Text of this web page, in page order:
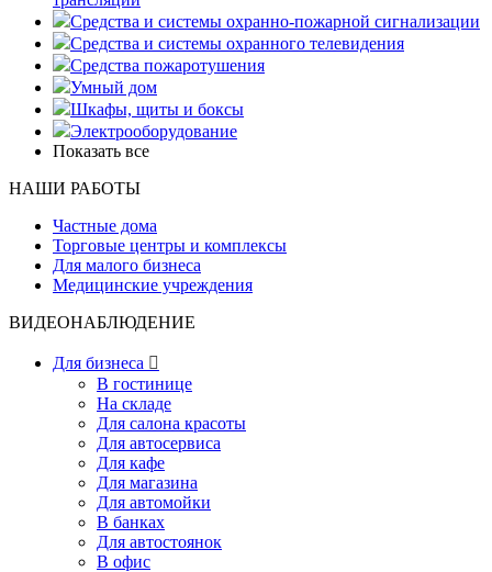
Средства и системы охранно-пожарной сигнализации
Средства и системы охранного телевидения
Средства пожаротушения
Умный дом
Шкафы, щиты и боксы
Электрооборудование
Показать все
НАШИ РАБОТЫ
Частные дома
Торговые центры и комплексы
Для малого бизнеса
Медицинские учреждения
ВИДЕОНАБЛЮДЕНИЕ
Для бизнеса 
В гостинице
На складе
Для салона красоты
Для автосервиса
Для кафе
Для магазина
Для автомойки
В банках
Для автостоянок
В офис